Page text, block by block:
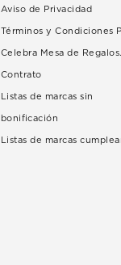
Aviso de Privacidad
Términos y Condiciones
Celebra Mesa de Regalos.
Contrato
Listas de marcas sin
bonificación
Listas de marcas